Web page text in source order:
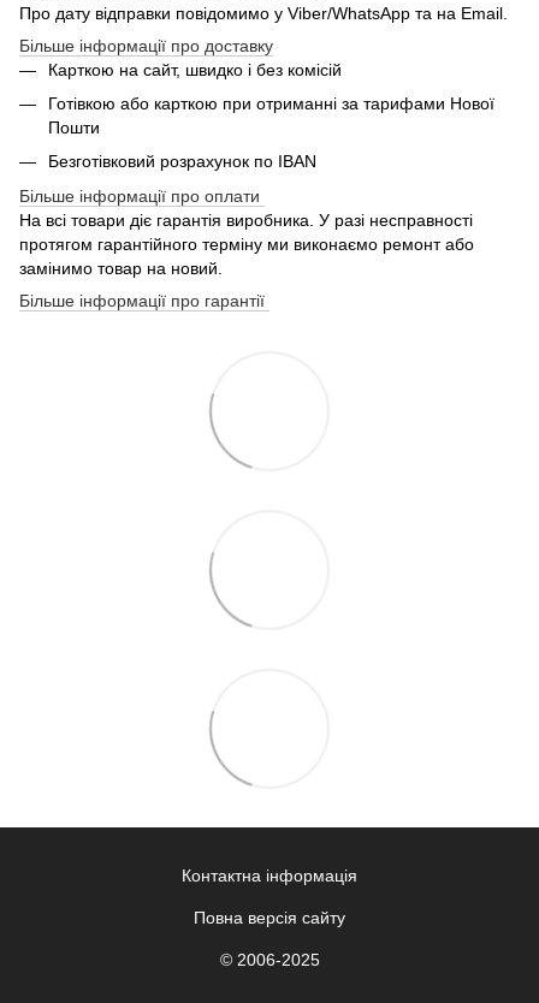
Про дату відправки повідомимо у Viber/WhatsApp та на Email.
Більше інформації про доставку
Карткою на сайт, швидко і без комісій
Готівкою або карткою при отриманні за тарифами Нової
Пошти
Безготівковий розрахунок по IBAN
Більше інформації про оплати
На всі товари діє гарантія виробника. У разі несправності
протягом гарантійного терміну ми виконаємо ремонт або
замінимо товар на новий.
Більше інформації про гарантії
Контактна інформація
Повна версія сайту
© 2006-2025